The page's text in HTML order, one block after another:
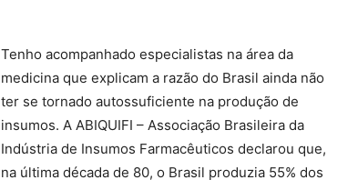
Tenho acompanhado especialistas na área da
medicina que explicam a razão do Brasil ainda não
ter se tornado autossuficiente na produção de
insumos. A ABIQUIFI – Associação Brasileira da
Indústria de Insumos Farmacêuticos declarou que,
na última década de 80, o Brasil produzia 55% dos